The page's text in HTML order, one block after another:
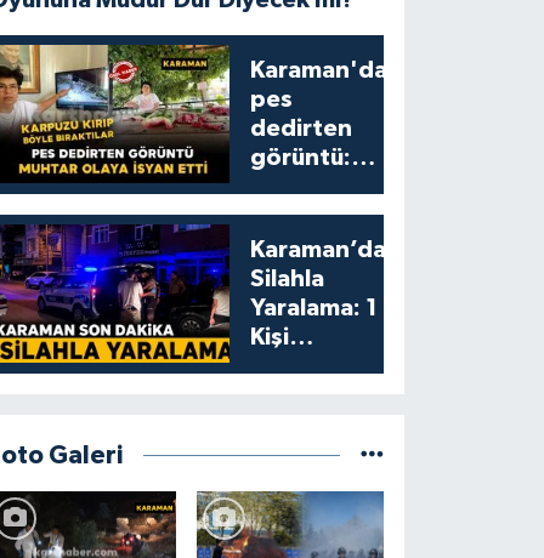
Karaman'da
pes
dedirten
görüntü:
yumruklayıp
yediler,
artıklarını
kamelyada
bıraktılar
Karaman’da
Silahla
Yaralama: 1
Kişi
Galeri